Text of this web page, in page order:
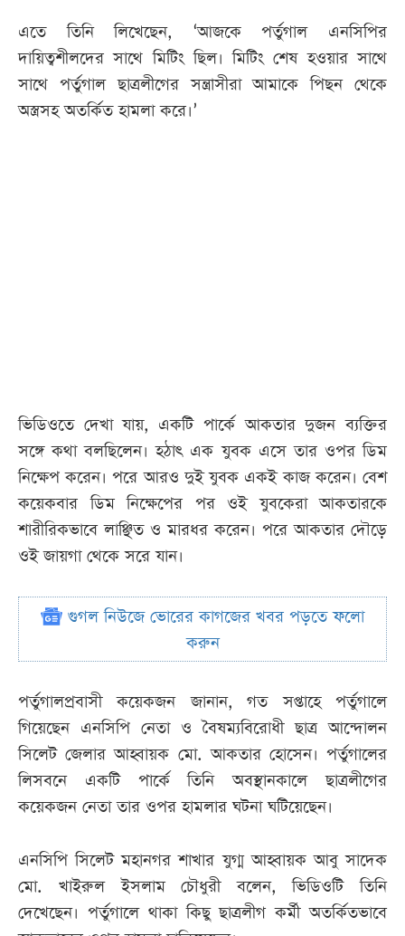
এতে তিনি লিখেছেন, ‘আজকে পর্তুগাল এনসিপির
দায়িত্বশীলদের সাথে মিটিং ছিল। মিটিং শেষ হওয়ার সাথে
সাথে পর্তুগাল ছাত্রলীগের সন্ত্রাসীরা আমাকে পিছন থেকে
অস্ত্রসহ অতর্কিত হামলা করে।’
ভিডিওতে দেখা যায়, একটি পার্কে আকতার দুজন ব্যক্তির
সঙ্গে কথা বলছিলেন। হঠাৎ এক যুবক এসে তার ওপর ডিম
নিক্ষেপ করেন। পরে আরও দুই যুবক একই কাজ করেন। বেশ
কয়েকবার ডিম নিক্ষেপের পর ওই যুবকেরা আকতারকে
শারীরিকভাবে লাঞ্ছিত ও মারধর করেন। পরে আকতার দৌড়ে
ওই জায়গা থেকে সরে যান।
গুগল নিউজে ভোরের কাগজের খবর পড়তে ফলো
করুন
পর্তুগালপ্রবাসী কয়েকজন জানান, গত সপ্তাহে পর্তুগালে
গিয়েছেন এনসিপি নেতা ও বৈষম্যবিরোধী ছাত্র আন্দোলন
সিলেট জেলার আহ্বায়ক মো. আকতার হোসেন। পর্তুগালের
লিসবনে একটি পার্কে তিনি অবস্থানকালে ছাত্রলীগের
কয়েকজন নেতা তার ওপর হামলার ঘটনা ঘটিয়েছেন।
এনসিপি সিলেট মহানগর শাখার যুগ্ম আহ্বায়ক আবু সাদেক
মো. খাইরুল ইসলাম চৌধুরী বলেন, ভিডিওটি তিনি
দেখেছেন। পর্তুগালে থাকা কিছু ছাত্রলীগ কর্মী অতর্কিতভাবে